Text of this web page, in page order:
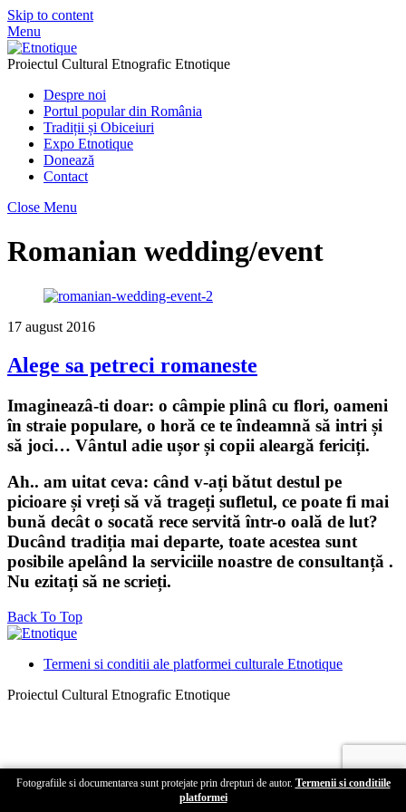
Skip to content
Menu
Proiectul Cultural Etnografic Etnotique
Despre noi
Portul popular din România
Tradiții și Obiceiuri
Expo Etnotique
Donează
Contact
Close Menu
Romanian wedding/event
17 august 2016
Alege sa petreci romaneste
Imagineazâ-ti doar: o câmpie plinâ cu flori, oameni
în straie populare, o horă ce te îndeamnă să intri și
să joci… Vântul adie ușor și copii aleargă fericiți.
Ah.. am uitat ceva: când v-ați bătut destul pe
picioare și vreți să vă trageți sufletul, ce poate fi mai
bună decât o socată rece servită într-o oală de lut?
Ducând tradiția mai departe, toate acestea sunt
posibile apelând la serviciile noastre de consultanță .
Nu ezitați să ne scrieți.
Back To Top
Fotografiile si documentarea sunt protejate prin drepturi de autor. Termenii si conditiile
platformei
Termeni si conditii ale platformei culturale Etnotique
Proiectul Cultural Etnografic Etnotique